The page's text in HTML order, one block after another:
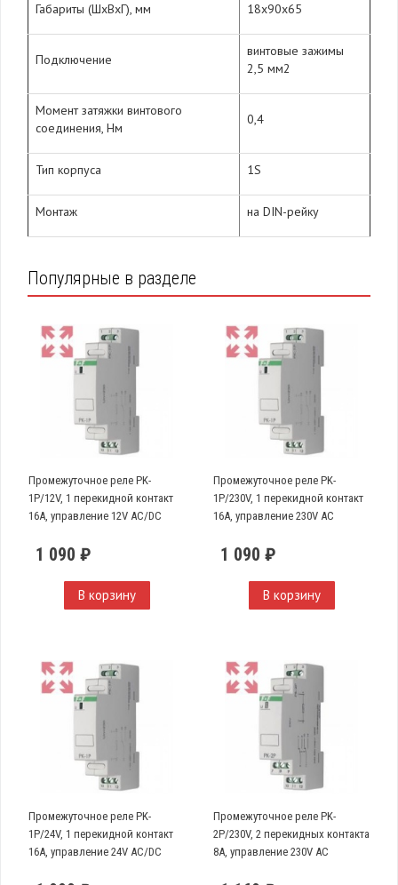
Габариты (ШхВхГ), мм 18х90х65
Подключение
винтовые зажимы
2,5 мм2
Момент затяжки винтового
соединения, Нм
0,4
Тип корпуса 1S
Монтаж на DIN-рейку
Популярные в разделе
Промежуточное реле PK-
1P/12V, 1 перекидной контакт
16А, управление 12V AC/DC
1 090 ₽
В корзину
Промежуточное реле PK-
1P/230V, 1 перекидной контакт
16А, управление 230V AC
1 090 ₽
В корзину
Промежуточное реле PK-
1P/24V, 1 перекидной контакт
16А, управление 24V AC/DC
Промежуточное реле PK-
2P/230V, 2 перекидных контакта
8А, управление 230V AC